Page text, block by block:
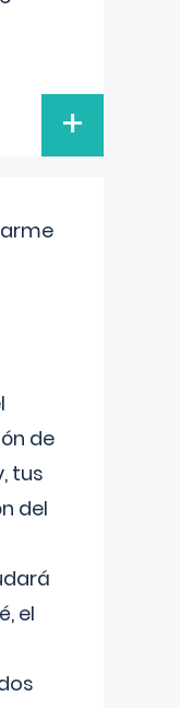
+
de
tus
del
el